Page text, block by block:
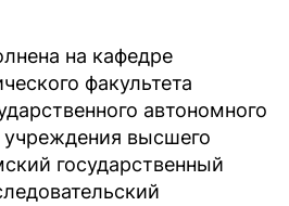
на кафедре
факультета
автономного
учреждения высшего
государственный